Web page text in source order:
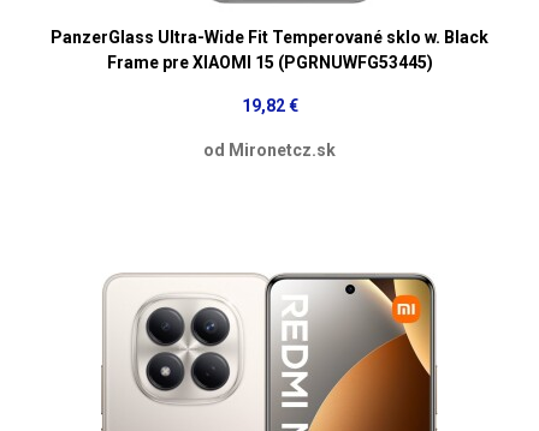
PanzerGlass Ultra-Wide Fit Temperované sklo w. Black
Frame pre XIAOMI 15 (PGRNUWFG53445)
19,82 €
od Mironetcz.sk